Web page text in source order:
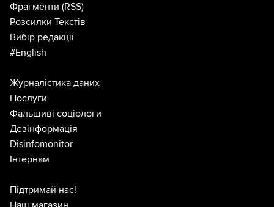
Фрагменти (RSS)
Розсилки Текстів
Вибір редакції
#English
Журналістика даних
Послуги
Фальшиві соціологи
Дезінформація
Disinfomonitor
Інтернам
Підтримай нас!